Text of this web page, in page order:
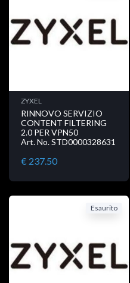
ZYXEL
RINNOVO SERVIZIO
CONTENT FILTERING
2.0 PER VPN50
Art. No. STD0000328631
€ 237.50
Esaurito